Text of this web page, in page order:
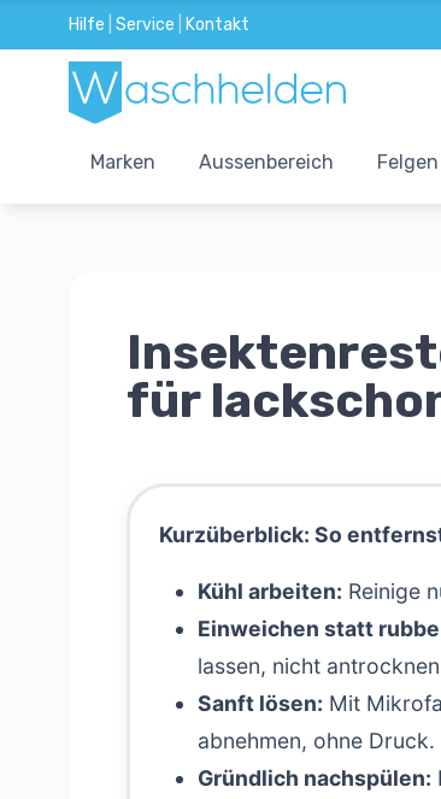
Hilfe Service Kontakt
Marken Aussenbereich
für
Kurzüberblick: So
Kühl arbeiten: Reinige
Einweichen statt
lassen, nicht
Sanft lösen: Mit
abnehmen, ohne Druck.
Gründlich nachspülen: